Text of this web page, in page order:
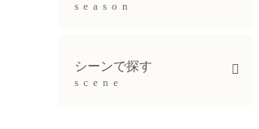
season
シーンで探す
scene